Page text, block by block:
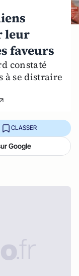
leur
faveurs
constaté
à se distraire
CLASSER
Google